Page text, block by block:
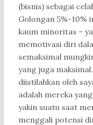
(bisnis) sebagai
Golongan 5%-10%
kaum minoritas –
memotivasi diri
semaksimal
yang juga
diistilahkan oleh
adalah mereka
yakin suatu saat
menggali potensi